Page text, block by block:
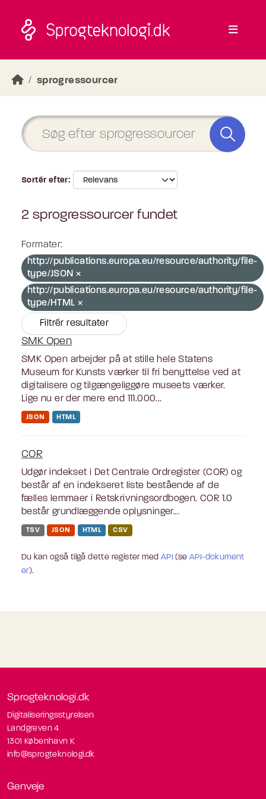
sprogressourcer
Sortér efter
2 sprogressourcer fundet
Formater:
http://publications.europa.eu/resource/authority/file-
type/JSON
http://publications.europa.eu/resource/authority/file-
type/HTML
Filtrér resultater
SMK Open
SMK Open arbejder på at stille hele Statens
Museum for Kunsts værker til fri benyttelse ved at
digitalisere og tilgængeliggøre museets værker.
Lige nu er der mere end 111.000...
JSON HTML
COR
Udgør indekset i Det Centrale Ordregister (COR) og
består af en indekseret liste bestående af de
fælles lemmaer i Retskrivningsordbogen. COR 1.0
består grundlæggende oplysninger...
TSV JSON HTML CSV
Du kan også tilgå dette register med API (seAPI-dokument
er).
Sprogteknologi.dk
Digitaliseringsstyrelsen
Landgreven 4
1301 København K
info@sprogteknologi.dk
Genveje